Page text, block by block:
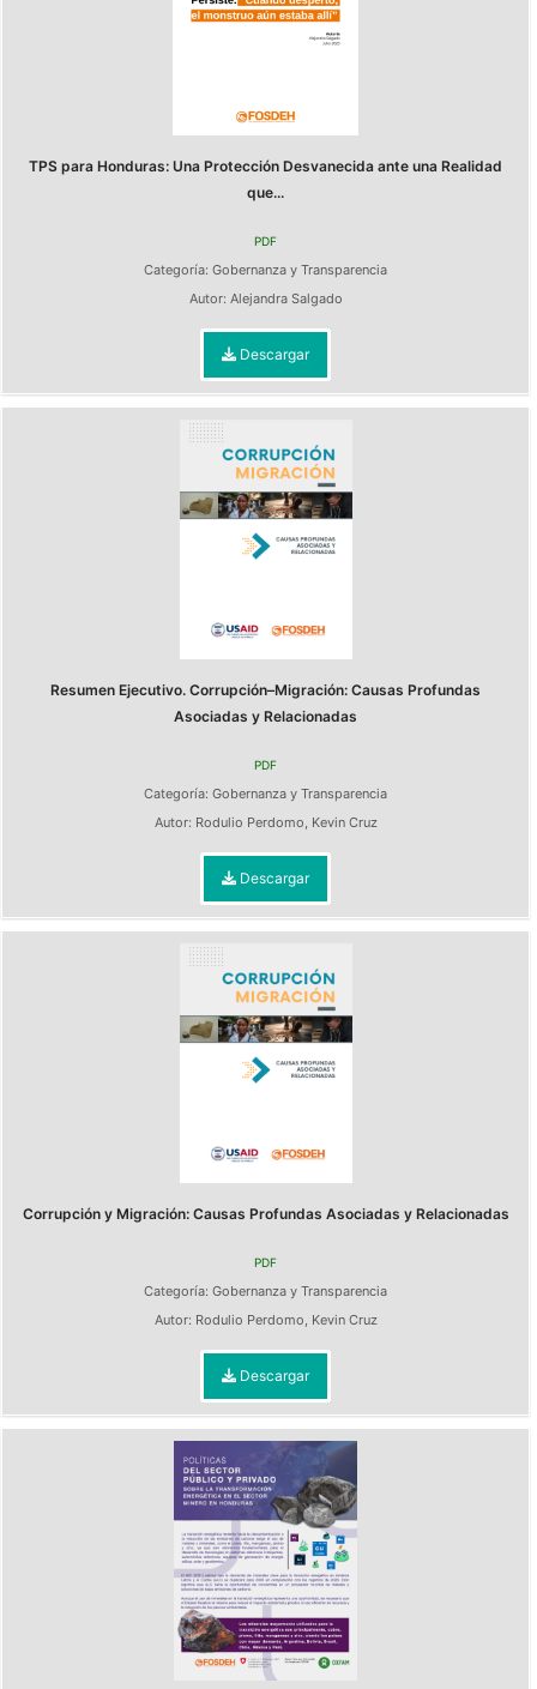
TPS para Honduras: Una Protección Desvanecida ante una Realidad
que...
PDF
Categoría: Gobernanza y Transparencia
Autor: Alejandra Salgado
Descargar
Resumen Ejecutivo. Corrupción–Migración: Causas Profundas
Asociadas y Relacionadas
PDF
Categoría: Gobernanza y Transparencia
Autor: Rodulio Perdomo, Kevin Cruz
Descargar
Corrupción y Migración: Causas Profundas Asociadas y Relacionadas
PDF
Categoría: Gobernanza y Transparencia
Autor: Rodulio Perdomo, Kevin Cruz
Descargar